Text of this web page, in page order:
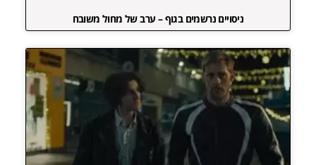
ניסויים נרשמים בגוף – ערב של מחול משובח